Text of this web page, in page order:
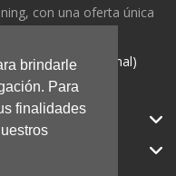
brindarle
Para
finalidades
con una oferta única
rede móvel nacional)